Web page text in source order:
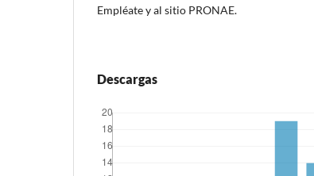
Empléate y al sitio PRONAE.
Descargas